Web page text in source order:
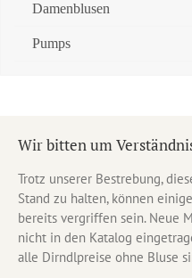
Damenblusen
Pumps
Wir bitten um
Trotz unserer Bestrebung,
Stand zu halten, können
bereits vergriffen sein. Neue
nicht in den Katalog
alle Dirndlpreise ohne Bluse